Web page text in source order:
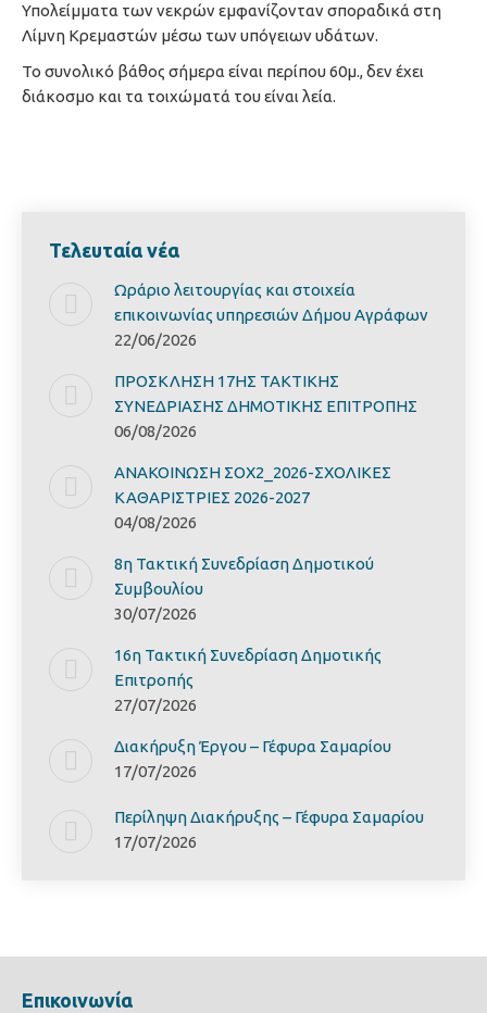
Υπολείμματα των νεκρών εμφανίζονταν σποραδικά στη
Λίμνη Κρεμαστών μέσω των υπόγειων υδάτων.
Το συνολικό βάθος σήμερα είναι περίπου 60μ., δεν έχει
διάκοσμο και τα τοιχώματά του είναι λεία.
Τελευταία νέα
Ωράριο λειτουργίας και στοιχεία
επικοινωνίας υπηρεσιών Δήμου Αγράφων
22/06/2026
ΠΡΟΣΚΛΗΣΗ 17ΗΣ ΤΑΚΤΙΚΗΣ
ΣΥΝΕΔΡΙΑΣΗΣ ΔΗΜΟΤΙΚΗΣ ΕΠΙΤΡΟΠΗΣ
06/08/2026
ΑΝΑΚΟΙΝΩΣΗ ΣΟΧ2_2026-ΣΧΟΛΙΚΕΣ
ΚΑΘΑΡΙΣΤΡΙΕΣ 2026-2027
04/08/2026
8η Τακτική Συνεδρίαση Δημοτικού
Συμβουλίου
30/07/2026
16η Τακτική Συνεδρίαση Δημοτικής
Επιτροπής
27/07/2026
Διακήρυξη Έργoυ – Γέφυρα Σαμαρίoυ
17/07/2026
Περίληψη Διακήρυξης – Γέφυρα Σαμαρίoυ
17/07/2026
Επικοινωνία